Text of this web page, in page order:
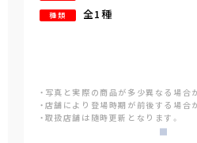
種類 全1種
・写真と実際の商品が多少異なる場合
・店舗により登場時期が前後する場合
・取扱店舗は随時更新となります。